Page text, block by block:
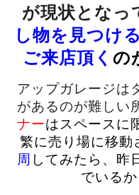
が現状となっ
し物を見つけ
ご来店頂く の
アップガレージは
があるのが難しい
ナーはスペースに
繁に売り場に移動
周 してみたら、昨
でいるか